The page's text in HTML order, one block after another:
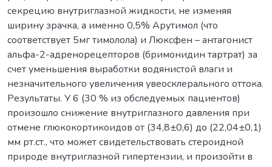
секрецию внутриглазной жидкости, не изменяя
ширину зрачка, а именно 0,5% Арутимол (что
соответствует 5мг тимолола) и Люксфен – антагонист
альфа-2-адренорецепторов (бримонидин тартрат) за
счет уменьшения выработки водянистой влаги и
незначительного увеличения увеосклерального оттока.
Результаты. У 6 (30 % из обследуемых пациентов)
произошло снижение внутриглазного давления при
отмене глюкокортикоидов от (34,8±0,6) до (22,04±0,1)
мм рт.ст., что может свидетельствовать стероидной
природе внутриглазной гипертензии, и произойти в